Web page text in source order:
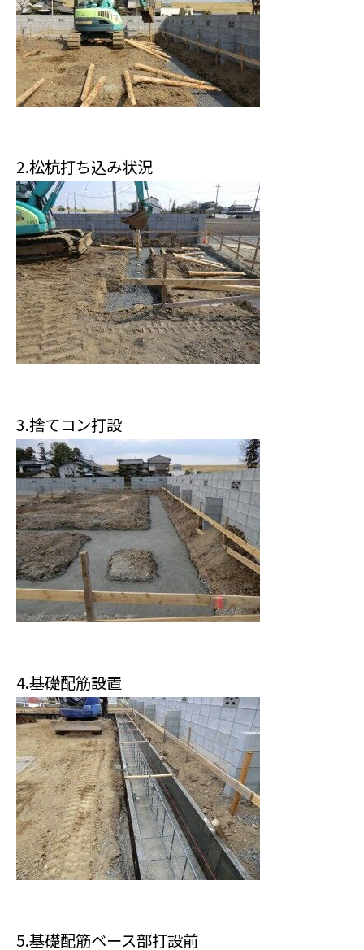
2.松杭打ち込み状況
3.捨てコン打設
4.基礎配筋設置
5.基礎配筋ベース部打設前